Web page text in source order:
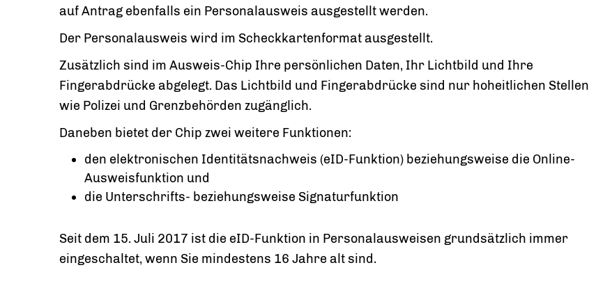
auf Antrag ebenfalls ein Personalausweis ausgestellt werden.
Der Personalausweis wird im Scheckkartenformat ausgestellt.
Zusätzlich sind im Ausweis-Chip Ihre persönlichen Daten, Ihr Lichtbild und Ihre
Fingerabdrücke abgelegt. Das Lichtbild und Fingerabdrücke sind nur hoheitlichen Stellen
wie Polizei und Grenzbehörden zugänglich.
Daneben bietet der Chip zwei weitere Funktionen:
den elektronischen Identitätsnachweis (eID-Funktion) beziehungsweise die Online-
Ausweisfunktion und
die Unterschrifts- beziehungsweise Signaturfunktion
Seit dem 15. Juli 2017 ist die eID-Funktion in Personalausweisen grundsätzlich immer
eingeschaltet, wenn Sie mindestens 16 Jahre alt sind.